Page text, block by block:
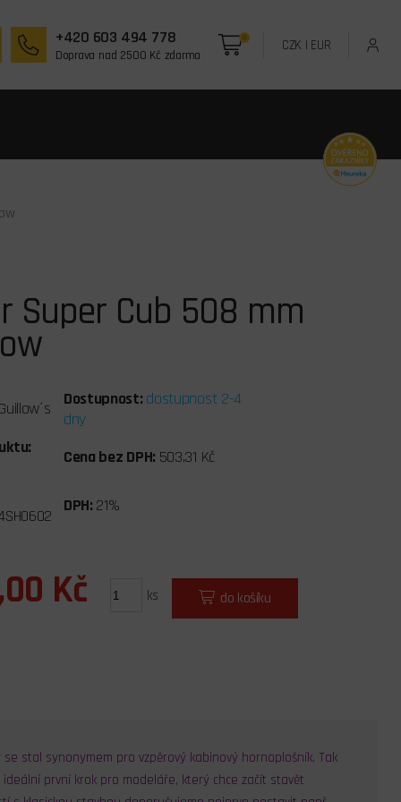
+420 603 494 778
Doprava nad 2500 Kč zdarma
0 CZK | EUR
Super Cub 508 mm
Guillow´s Dostupnost: dostupnost 2-4
dny
Cena bez DPH: 503,31 Kč
DPH: 21%
Kč ks do košíku
stal synonymem pro vzpěrový kabinový hornoplošník. Tak
první krok pro modeláře, který chce začít stavět